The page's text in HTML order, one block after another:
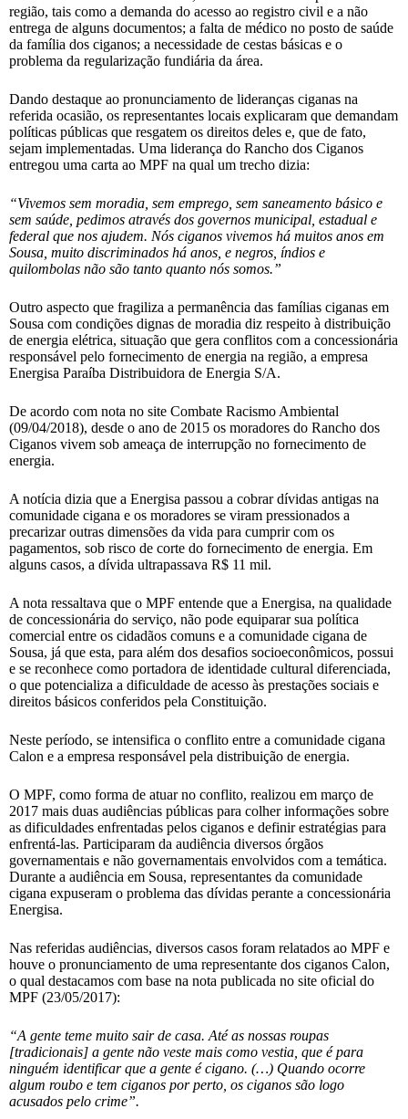
região, tais como a demanda do acesso ao registro civil e a não
entrega de alguns documentos; a falta de médico no posto de saúde
da família dos ciganos; a necessidade de cestas básicas e o
problema da regularização fundiária da área.
Dando destaque ao pronunciamento de lideranças ciganas na
referida ocasião, os representantes locais explicaram que demandam
políticas públicas que resgatem os direitos deles e, que de fato,
sejam implementadas. Uma liderança do Rancho dos Ciganos
entregou uma carta ao MPF na qual um trecho dizia:
“Vivemos sem moradia, sem emprego, sem saneamento básico e
sem saúde, pedimos através dos governos municipal, estadual e
federal que nos ajudem. Nós ciganos vivemos há muitos anos em
Sousa, muito discriminados há anos, e negros, índios e
quilombolas não são tanto quanto nós somos.”
Outro aspecto que fragiliza a permanência das famílias ciganas em
Sousa com condições dignas de moradia diz respeito à distribuição
de energia elétrica, situação que gera conflitos com a concessionária
responsável pelo fornecimento de energia na região, a empresa
Energisa Paraíba Distribuidora de Energia S/A.
De acordo com nota no site Combate Racismo Ambiental
(09/04/2018), desde o ano de 2015 os moradores do Rancho dos
Ciganos vivem sob ameaça de interrupção no fornecimento de
energia.
A notícia dizia que a Energisa passou a cobrar dívidas antigas na
comunidade cigana e os moradores se viram pressionados a
precarizar outras dimensões da vida para cumprir com os
pagamentos, sob risco de corte do fornecimento de energia. Em
alguns casos, a dívida ultrapassava R$ 11 mil.
A nota ressaltava que o MPF entende que a Energisa, na qualidade
de concessionária do serviço, não pode equiparar sua política
comercial entre os cidadãos comuns e a comunidade cigana de
Sousa, já que esta, para além dos desafios socioeconômicos, possui
e se reconhece como portadora de identidade cultural diferenciada,
o que potencializa a dificuldade de acesso às prestações sociais e
direitos básicos conferidos pela Constituição.
Neste período, se intensifica o conflito entre a comunidade cigana
Calon e a empresa responsável pela distribuição de energia.
O MPF, como forma de atuar no conflito, realizou em março de
2017 mais duas audiências públicas para colher informações sobre
as dificuldades enfrentadas pelos ciganos e definir estratégias para
enfrentá-las. Participaram da audiência diversos órgãos
governamentais e não governamentais envolvidos com a temática.
Durante a audiência em Sousa, representantes da comunidade
cigana expuseram o problema das dívidas perante a concessionária
Energisa.
Nas referidas audiências, diversos casos foram relatados ao MPF e
houve o pronunciamento de uma representante dos ciganos Calon,
o qual destacamos com base na nota publicada no site oficial do
MPF (23/05/2017):
“A gente teme muito sair de casa. Até as nossas roupas
[tradicionais] a gente não veste mais como vestia, que é para
ninguém identificar que a gente é cigano. (…) Quando ocorre
algum roubo e tem ciganos por perto, os ciganos são logo
acusados pelo crime”.